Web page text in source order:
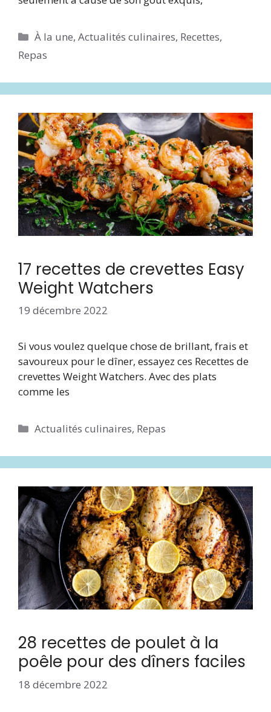
Catégories
À la une,Actualités culinaires, Recettes,
Repas
17 recettes de crevettes Easy
Weight Watchers
19 décembre 2022
Si vous voulez quelque chose de brillant, frais et
savoureux pour le dîner, essayez ces Recettes de
crevettes Weight Watchers. Avec des plats
comme les
Catégories
Actualités culinaires, Repas
28 recettes de poulet à la
poêle pour des dîners faciles
18 décembre 2022